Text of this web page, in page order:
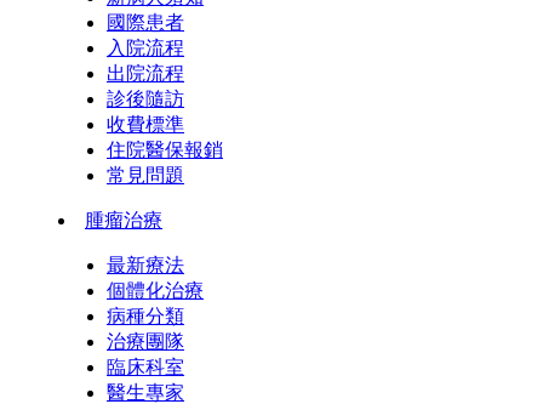
國際患者
入院流程
出院流程
診後隨訪
收費標準
住院醫保報銷
常見問題
腫瘤治療
最新療法
個體化治療
病種分類
治療團隊
臨床科室
醫生專家